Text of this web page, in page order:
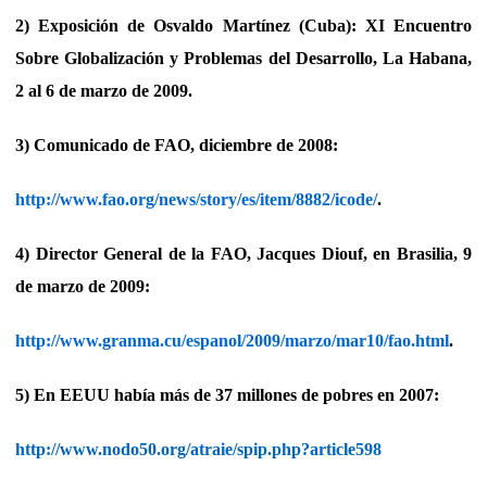
2) Exposición de Osvaldo Martínez (Cuba): XI Encuentro
Sobre Globalización y Problemas del Desarrollo, La Habana,
2 al 6 de marzo de 2009.
3) Comunicado de FAO, diciembre de 2008:
http://www.fao.org/news/story/es/item/8882/icode/.
4) Director General de la FAO, Jacques Diouf, en Brasilia, 9
de marzo de 2009:
http://www.granma.cu/espanol/2009/marzo/mar10/fao.html.
5) En EEUU había más de 37 millones de pobres en 2007:
http://www.nodo50.org/atraie/spip.php?article598